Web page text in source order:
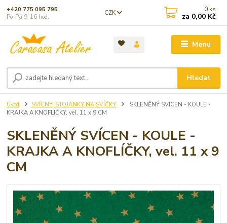
Menu
CZK
Hledat
+420 775 095 795
Po-Pá 9-16 hod.
0 ks
za 0,00 Kč
Úvod SVÍCNY, STOJÁNKY NA SVÍČKY
SKLENĚNÝ SVÍCEN - KOULE -
KRAJKA A KNOFLÍČKY, vel. 11 x 9 CM
SKLENĚNÝ SVÍCEN - KOULE -
KRAJKA A KNOFLÍČKY, vel. 11 x 9
CM